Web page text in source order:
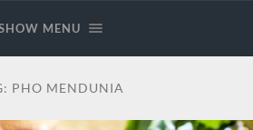
MENU
PHO MENDUNIA